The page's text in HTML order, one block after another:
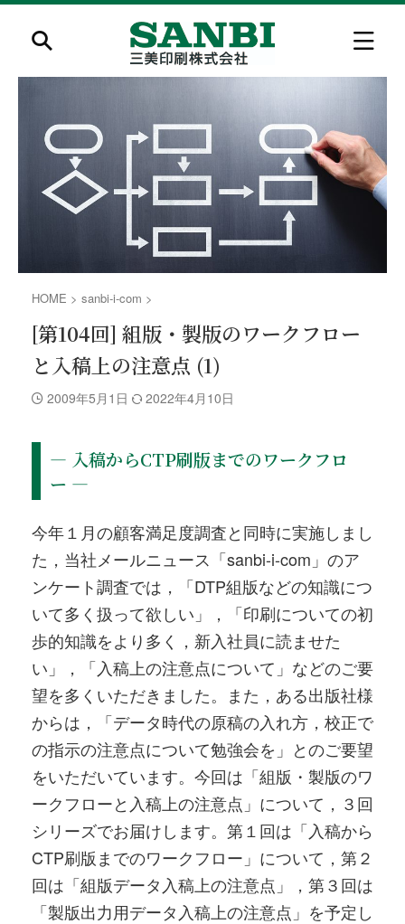
HOME > sanbi-i-com >
[第104回] 組版・製版のワークフロー
と入稿上の注意点 (1)
2009年5月1日 2022年4月10日
― 入稿からCTP刷版までのワークフロ
ー ―
今年１月の顧客満足度調査と同時に実施しまし
た，当社メールニュース「sanbi-i-com」のア
ンケート調査では，「DTP組版などの知識につ
いて多く扱って欲しい」，「印刷についての初
歩的知識をより多く，新入社員に読ませた
い」，「入稿上の注意点について」などのご要
望を多くいただきました。また，ある出版社様
からは，「データ時代の原稿の入れ方，校正で
の指示の注意点について勉強会を」とのご要望
をいただいています。今回は「組版・製版のワ
ークフローと入稿上の注意点」について，３回
シリーズでお届けします。第１回は「入稿から
CTP刷版までのワークフロー」について，第２
回は「組版データ入稿上の注意点」，第３回は
「製版出力用データ入稿上の注意点」を予定し